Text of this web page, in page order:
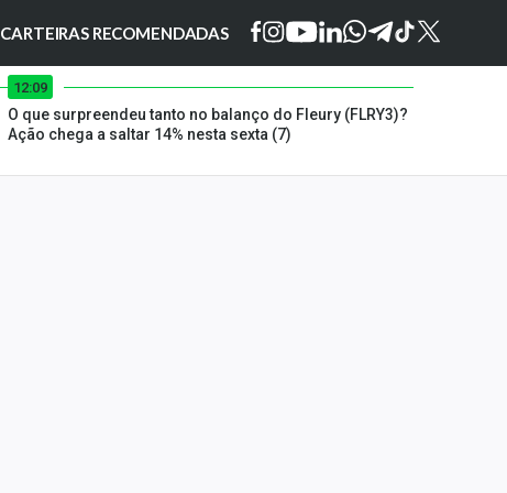
CARTEIRAS RECOMENDADAS
12:09
O que surpreendeu tanto no balanço do Fleury (FLRY3)?
Ação chega a saltar 14% nesta sexta (7)